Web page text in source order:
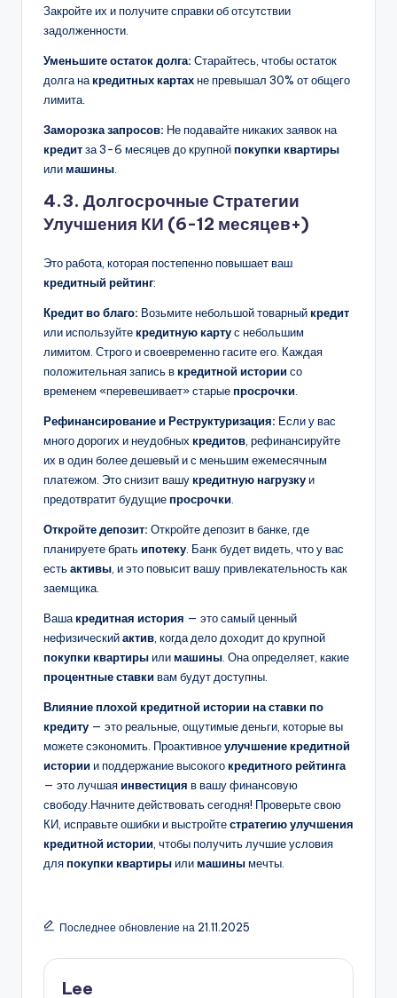
Закройте их и получите справки об отсутствии
задолженности.
Уменьшите остаток долга: Старайтесь, чтобы остаток
долга накредитных картахне превышал 30% от общего
лимита.
Заморозка запросов: Не подавайте никаких заявок на
кредитза 3-6 месяцев до крупнойпокупки квартиры
илимашины
4.3. Долгосрочные Стратегии
Улучшения КИ (6-12 месяцев+)
Это работа, которая постепенно повышает ваш
кредитный рейтинг:
Кредит во благо: Возьмите небольшой товарныйкредит
или используйтекредитную картус небольшим
лимитом. Строго и своевременно гасите его. Каждая
положительная запись вкредитной историисо
временем «перевешивает» старыепросрочки
Рефинансирование и Реструктуризация: Если у вас
много дорогих и неудобных кредитов , рефинансируйте
их в один более дешевый и с меньшим ежемесячным
платежом. Это снизит вашукредитную нагрузкуи
предотвратит будущиепросрочки
Откройте депозит: Откройте депозит в банке, где
планируете братьипотеку . Банк будет видеть, что у вас
естьактивы , и это повысит вашу привлекательность как
заемщика.
Вашакредитная история — это самый ценный
нефизическийактив , когда дело доходит до крупной
покупки квартирыилимашины . Она определяет, какие
процентные ставкивам будут доступны.
Влияние плохой кредитной истории на ставки по
кредиту — это реальные, ощутимые деньги, которые вы
можете сэкономить. Проактивноеулучшение кредитной
историии поддержание высокогокредитного рейтинга
— это лучшаяинвестиция в вашу финансовую
свободу.Начните действовать сегодня! Проверьте свою
КИ, исправьте ошибки и выстройтестратегию улучшения
кредитной истории , чтобы получить лучшие условия
дляпокупки квартирыилимашинымечты.
Последнее обновление на 21.11.2025
Lee